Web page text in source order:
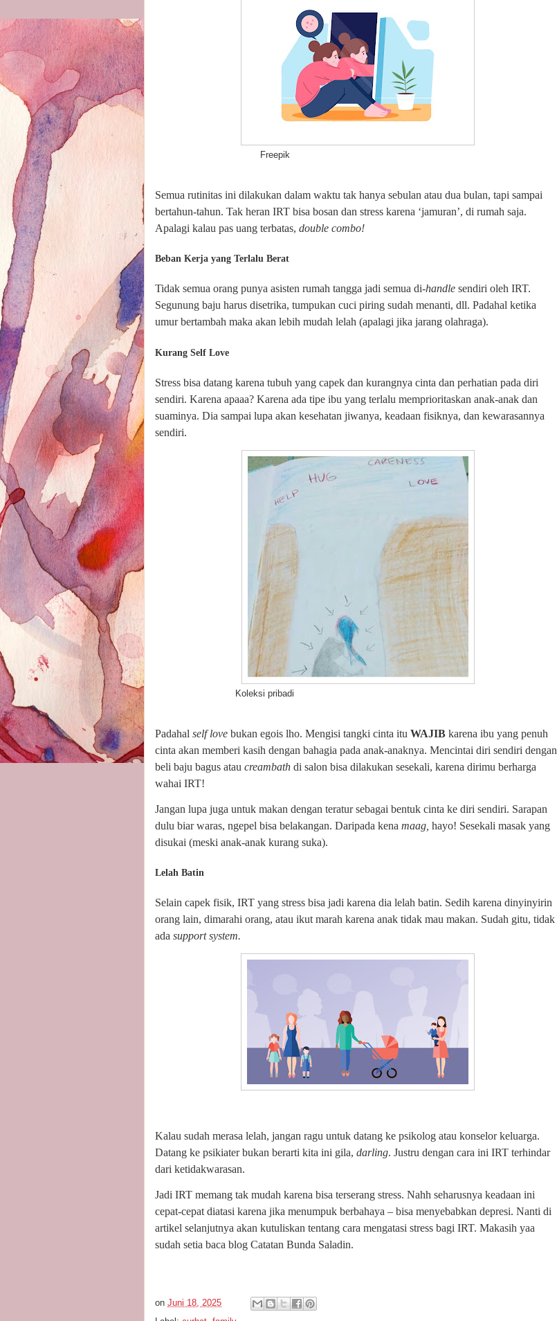
Freepik
Semua rutinitas ini dilakukan dalam waktu tak hanya sebulan atau dua bulan, tapi sampai
bertahun-tahun. Tak heran IRT bisa bosan dan stress karena ‘jamuran’, di rumah saja.
Apalagi kalau pas uang terbatas, double combo!
Beban Kerja yang Terlalu Berat
Tidak semua orang punya asisten rumah tangga jadi semua di-handle sendiri oleh IRT.
Segunung baju harus disetrika, tumpukan cuci piring sudah menanti, dll. Padahal ketika
umur bertambah maka akan lebih mudah lelah (apalagi jika jarang olahraga).
Kurang Self Love
Stress bisa datang karena tubuh yang capek dan kurangnya cinta dan perhatian pada diri
sendiri. Karena apaaa? Karena ada tipe ibu yang terlalu memprioritaskan anak-anak dan
suaminya. Dia sampai lupa akan kesehatan jiwanya, keadaan fisiknya, dan kewarasannya
sendiri.
Koleksi pribadi
Padahal self love bukan egois lho. Mengisi tangki cinta itu WAJIB karena ibu yang penuh
cinta akan memberi kasih dengan bahagia pada anak-anaknya. Mencintai diri sendiri dengan
beli baju bagus atau creambath di salon bisa dilakukan sesekali, karena dirimu berharga
wahai IRT!
Jangan lupa juga untuk makan dengan teratur sebagai bentuk cinta ke diri sendiri. Sarapan
dulu biar waras, ngepel bisa belakangan. Daripada kena maag, hayo! Sesekali masak yang
disukai (meski anak-anak kurang suka).
Lelah Batin
Selain capek fisik, IRT yang stress bisa jadi karena dia lelah batin. Sedih karena dinyinyirin
orang lain, dimarahi orang, atau ikut marah karena anak tidak mau makan. Sudah gitu, tidak
ada support system.
Kalau sudah merasa lelah, jangan ragu untuk datang ke psikolog atau konselor keluarga.
Datang ke psikiater bukan berarti kita ini gila, darling. Justru dengan cara ini IRT terhindar
dari ketidakwarasan.
Jadi IRT memang tak mudah karena bisa terserang stress. Nahh seharusnya keadaan ini
cepat-cepat diatasi karena jika menumpuk berbahaya – bisa menyebabkan depresi. Nanti di
artikel selanjutnya akan kutuliskan tentang cara mengatasi stress bagi IRT. Makasih yaa
sudah setia baca blog Catatan Bunda Saladin.
on Juni 18, 2025